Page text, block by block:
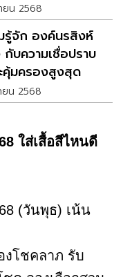
น 2568
รู้จัก องค์นรสิงห์
บความเชื่อปราบ
คุ้มครองสูงสุด
น 2568
ใส่เสื้อสีไหนดี
(วันพุธ) เน้น
งโชคลาภ รับ